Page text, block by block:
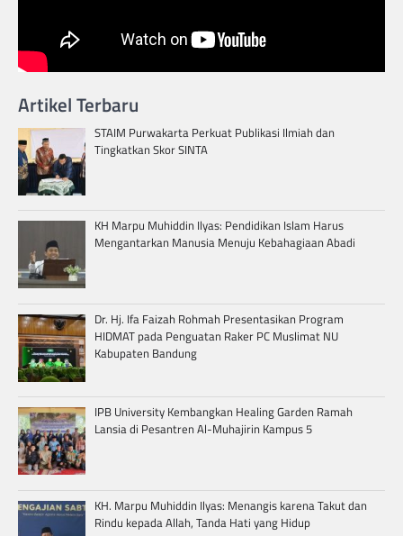
Artikel Terbaru
STAIM Purwakarta Perkuat Publikasi Ilmiah dan
Tingkatkan Skor SINTA
KH Marpu Muhiddin Ilyas: Pendidikan Islam Harus
Mengantarkan Manusia Menuju Kebahagiaan Abadi
Dr. Hj. Ifa Faizah Rohmah Presentasikan Program
HIDMAT pada Penguatan Raker PC Muslimat NU
Kabupaten Bandung
IPB University Kembangkan Healing Garden Ramah
Lansia di Pesantren Al-Muhajirin Kampus 5
KH. Marpu Muhiddin Ilyas: Menangis karena Takut dan
Rindu kepada Allah, Tanda Hati yang Hidup